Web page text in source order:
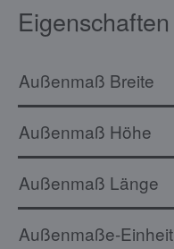
Eigenschaften
Außenmaß Breite
Außenmaß Höhe
Außenmaß Länge
Außenmaße-Einheit